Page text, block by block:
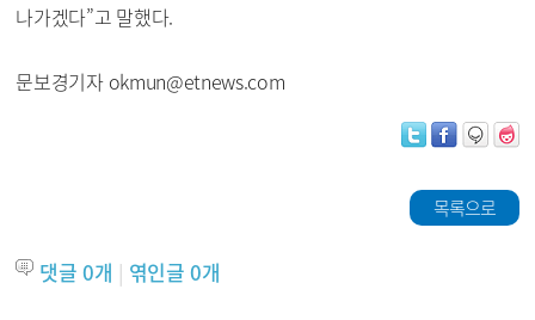
나가겠다”고 말했다.
문보경기자 okmun@etnews.com
목록으로
댓글0개 | 엮인글0개